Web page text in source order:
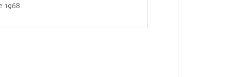
1968